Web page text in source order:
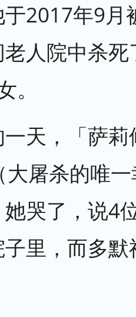
2017年9月
人院中杀
。
天，「萨莉
大屠杀的唯
哭了，说4
里，而多